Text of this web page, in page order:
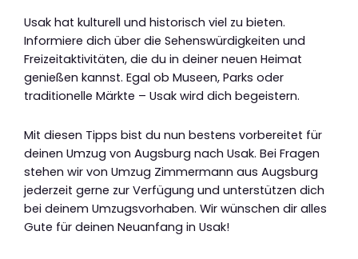
Usak hat kulturell und historisch viel zu bieten.
Informiere dich über die Sehenswürdigkeiten und
Freizeitaktivitäten, die du in deiner neuen Heimat
genießen kannst. Egal ob Museen, Parks oder
traditionelle Märkte – Usak wird dich begeistern.
Mit diesen Tipps bist du nun bestens vorbereitet für
deinen Umzug von Augsburg nach Usak. Bei Fragen
stehen wir von Umzug Zimmermann aus Augsburg
jederzeit gerne zur Verfügung und unterstützen dich
bei deinem Umzugsvorhaben. Wir wünschen dir alles
Gute für deinen Neuanfang in Usak!